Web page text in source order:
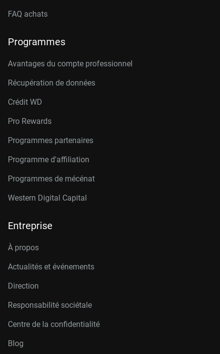
FAQ achats
Programmes
Avantages du compte professionnel
Récupération de données
Crédit WD
Pro Rewards
Programmes partenaires
Programme d'affiliation
Programmes de mécénat
Western Digital Capital
Entreprise
À propos
Actualités et événements
Direction
Responsabilité sociétale
Centre de la confidentialité
Blog